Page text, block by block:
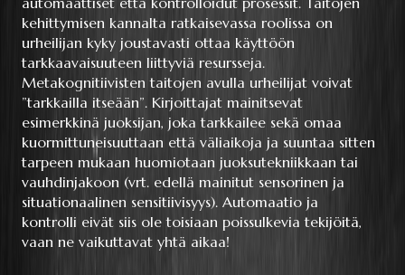
kehittymisen kannalta ratkaisevassa roolissa on
urheilijan kyky joustavasti ottaa käyttöön
tarkkaavaisuuteen liittyviä resursseja.
Metakognitiivisten taitojen avulla urheilijat voivat
”tarkkailla itseään”. Kirjoittajat mainitsevat
esimerkkinä juoksijan, joka tarkkailee sekä omaa
kuormittuneisuuttaan että väliaikoja ja suuntaa sitten
tarpeen mukaan huomiotaan juoksutekniikkaan tai
vauhdinjakoon (vrt. edellä mainitut sensorinen ja
situationaalinen sensitiivisyys). Automaatio ja
kontrolli eivät siis ole toisiaan poissulkevia tekijöitä,
vaan ne vaikuttavat yhtä aikaa!